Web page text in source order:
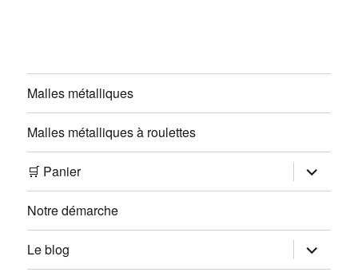
Malles métalliques
Malles métalliques à roulettes
🛒 Panier
ouvrir
le
sous-
Notre démarche
Le blog
ouvrir
le
sous-